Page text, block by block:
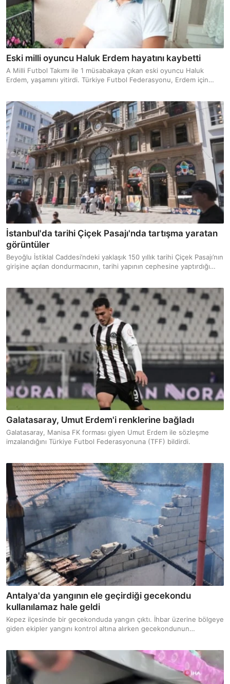
Eski milli oyuncu Haluk Erdem hayatını kaybetti
A Milli Futbol Takımı ile 1 müsabakaya çıkan eski oyuncu Haluk
Erdem, yaşamını yitirdi. Türkiye Futbol Federasyonu, Erdem için
İstanbul'da tarihi Çiçek Pasajı'nda tartışma yaratan
görüntüler
Beyoğlu İstiklal Caddesi’ndeki yaklaşık 150 yıllık tarihi Çiçek Pasajı’nın
girişine açılan dondurmacının, tarihi yapının cephesine yaptırdığı
Galatasaray, Umut Erdem'i renklerine bağladı
Galatasaray, Manisa FK forması giyen Umut Erdem ile sözleşme
imzalandığını Türkiye Futbol Federasyonuna (TFF) bildirdi.
Antalya'da yangının ele geçirdiği gecekondu
kullanılamaz hale geldi
Kepez ilçesinde bir gecekonduda yangın çıktı. İhbar üzerine bölgeye
giden ekipler yangını kontrol altına alırken gecekondunun